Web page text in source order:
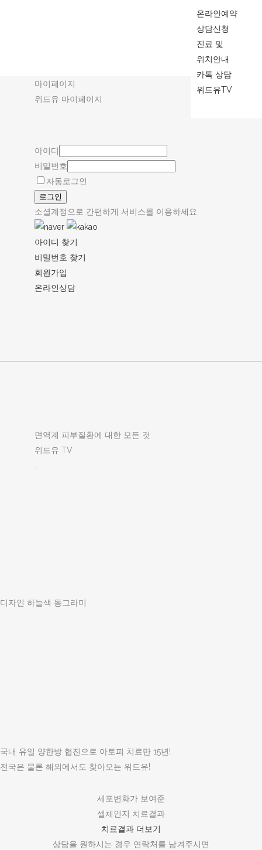
마이페이지
마이페이지
위드유 마이페이지
아이디
비밀번호
자동로그인
로그인
소셜계정으로 간편하게 서비스를 이용하세요
아이디 찾기
비밀번호 찾기
회원가입
온라인상담
면역계 피부질환에 대한 모든 것
위드유 TV
디자인 하늘색 동그라미
국내 유일 양한방 협진으로 아토피 치료만 15년!
전국은 물론 해외에서도 찾아오는 위드유!
세포변화가 보여준
셀체인지 치료결과
치료결과 더보기
상담을 원하시는 경우 연락처를 남겨주시면
온라인예약
상담신청
진료 및
위치안내
카톡 상담
위드유TV